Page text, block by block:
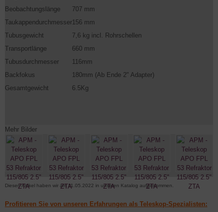
Beobachtungslänge
707 mm
Taukappendurchmesser156 mm
Tubusgewicht
7,6 kg incl. Rohrschellen
Transportlänge
660 mm
Tubusdurchmesser
116mm
Backfokus
180mm (Ab Ende 2" Adapter)
Gesamtgewicht
6.5Kg
Mehr Bilder
Diesen Artikel haben wir am 11.05.2022 in unseren Katalog aufgenommen.
Profitieren Sie von unseren Erfahrungen als Teleskop-Spezialisten: